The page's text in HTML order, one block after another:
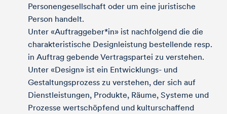
Personengesellschaft oder um eine juristische
Person handelt.
Unter «Auftraggeber*in» ist nachfolgend die die
charakteristische Designleistung bestellende resp.
in Auftrag gebende Vertragspartei zu verstehen.
Unter «Design» ist ein Entwicklungs- und
Gestaltungsprozess zu verstehen, der sich auf
Dienstleistungen, Produkte, Räume, Systeme und
Prozesse wertschöpfend und kulturschaffend